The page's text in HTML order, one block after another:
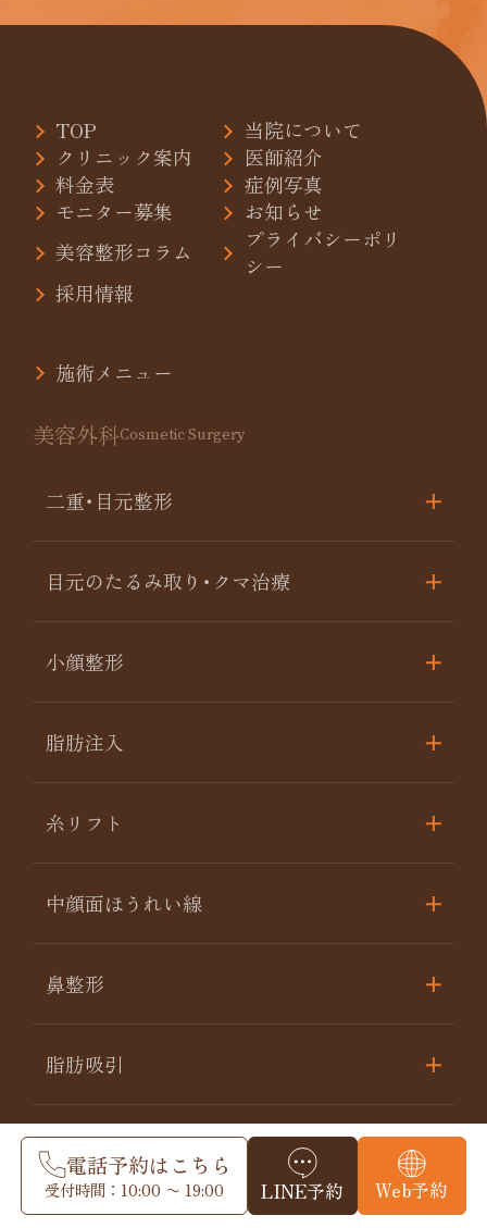
電話予約はこちら
受付時間：10:00 〜 19:00 LINE予約 Web予約
TOP
当院について
クリニック案内
医師紹介
料金表
症例写真
モニター募集
お知らせ
美容整形コラム
プライバシーポリ
シー
採用情報
施術メニュー
美容外科Cosmetic Surgery
二重･目元整形
目元のたるみ取り･クマ治療
小顔整形
脂肪注入
糸リフト
中顔面ほうれい線
鼻整形
脂肪吸引
豊胸･バスト修正